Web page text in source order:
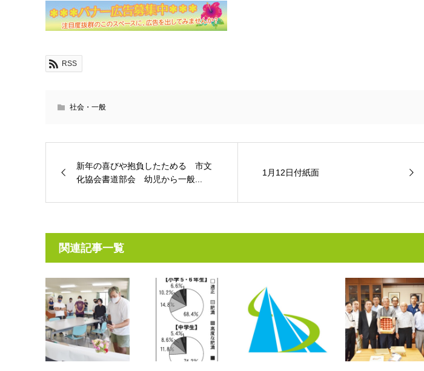
RSS
社会・一般
新年の喜びや抱負したためる 市文
化協会書道部会 幼児から一般...
1月12日付紙面
関連記事一覧